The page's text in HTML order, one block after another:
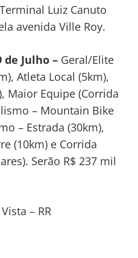
Luiz Canuto
avenida Ville Roy.
de Julho – Geral/Elite
Atleta Local (5km),
Maior Equipe (Corrida
– Mountain Bike
– Estrada (30km),
(10km) e Corrida
Serão R$ 237 mil
– RR